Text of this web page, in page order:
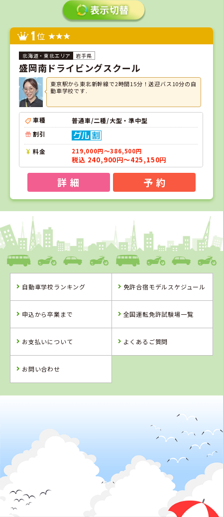
1位
岩手県
盛岡南ドライビングスクール
東京駅から東北新幹線で2時間15分！送迎バス10分の自
動車学校です.
車種
普通車/二種/大型・準中型
割引
料金 219,000円～386,500円
税込 240,900円～425,150円
詳 細 予 約
1
岩手県
盛岡南ドライビングスクール
詳 細 予 約
ングスクール
詳 細
自動車学校ランキング 免許合宿モデルスケジュール
申込から卒業まで 全国運転免許試験場一覧
お支払いについて よくあるご質問
お問い合わせ